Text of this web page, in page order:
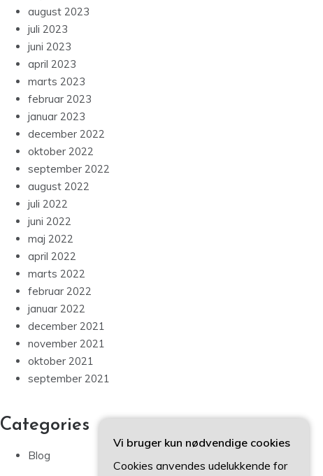
august 2023
juli 2023
juni 2023
april 2023
marts 2023
februar 2023
januar 2023
december 2022
oktober 2022
september 2022
august 2022
juli 2022
juni 2022
maj 2022
april 2022
marts 2022
februar 2022
januar 2022
december 2021
november 2021
oktober 2021
september 2021
Categories
Blog
Vi bruger kun nødvendige cookies
Cookies anvendes udelukkende for